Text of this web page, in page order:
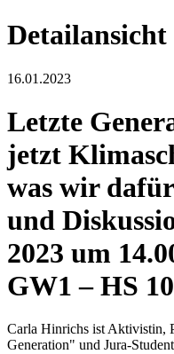
Detailansicht
16.01.2023
Letzte
jetzt
was wir
und
2023 um
GW1 – HS
Carla Hinrichs ist Aktivistin,
Generation" und Jura-